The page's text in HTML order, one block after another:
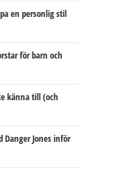
en personlig stil
för barn och
känna till (och
Danger Jones inför